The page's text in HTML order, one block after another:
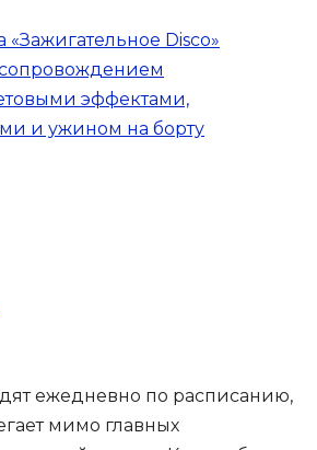
«Зажигательное Disco»
эффектами,
и ужином на борту
ежедневно по расписанию,
мимо главных